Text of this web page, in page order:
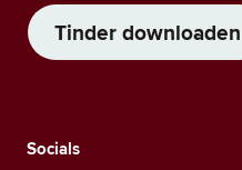
Tinder downloaden
Socials